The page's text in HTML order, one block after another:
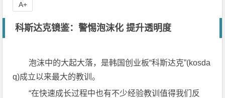
科斯达克镜鉴：警惕泡沫化 提升透明度
泡沫中的大起大落，是韩国创业板“科斯达克”(kosda
q)成立以来最大的教训。
“在快速成长过程中也有不少经验教训值得我们反
A+